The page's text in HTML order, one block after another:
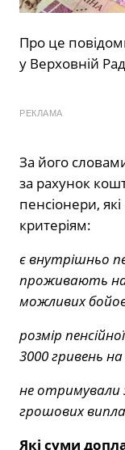
Про це
у Верховній
РЕКЛАМА
За його
за рахунок
пенсіонери,
критеріям:
є внутрішньо
проживають
можливих
розмір
3000 гривень на
не отримували
грошових
Які суми